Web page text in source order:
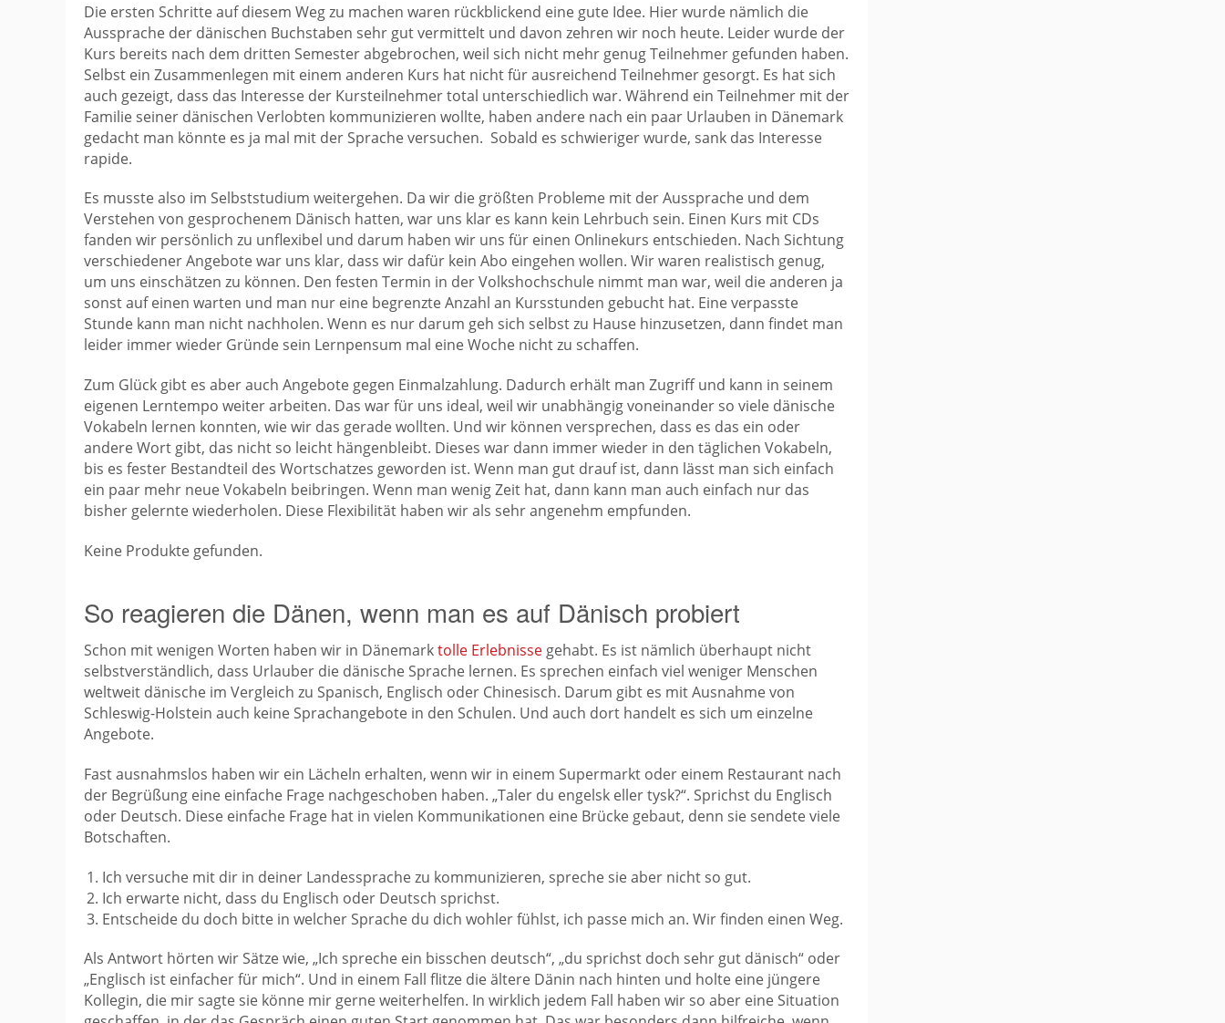
Die ersten Schritte auf diesem Weg zu machen waren rückblickend eine gute Idee. Hier wurde nämlich die
Aussprache der dänischen Buchstaben sehr gut vermittelt und davon zehren wir noch heute. Leider wurde der
Kurs bereits nach dem dritten Semester abgebrochen, weil sich nicht mehr genug Teilnehmer gefunden haben.
Selbst ein Zusammenlegen mit einem anderen Kurs hat nicht für ausreichend Teilnehmer gesorgt. Es hat sich
auch gezeigt, dass das Interesse der Kursteilnehmer total unterschiedlich war. Während ein Teilnehmer mit der
Familie seiner dänischen Verlobten kommunizieren wollte, haben andere nach ein paar Urlauben in Dänemark
gedacht man könnte es ja mal mit der Sprache versuchen. Sobald es schwieriger wurde, sank das Interesse
rapide.
Es musste also im Selbststudium weitergehen. Da wir die größten Probleme mit der Aussprache und dem
Verstehen von gesprochenem Dänisch hatten, war uns klar es kann kein Lehrbuch sein. Einen Kurs mit CDs
fanden wir persönlich zu unflexibel und darum haben wir uns für einen Onlinekurs entschieden. Nach Sichtung
verschiedener Angebote war uns klar, dass wir dafür kein Abo eingehen wollen. Wir waren realistisch genug,
um uns einschätzen zu können. Den festen Termin in der Volkshochschule nimmt man war, weil die anderen ja
sonst auf einen warten und man nur eine begrenzte Anzahl an Kursstunden gebucht hat. Eine verpasste
Stunde kann man nicht nachholen. Wenn es nur darum geh sich selbst zu Hause hinzusetzen, dann findet man
leider immer wieder Gründe sein Lernpensum mal eine Woche nicht zu schaffen.
Zum Glück gibt es aber auch Angebote gegen Einmalzahlung. Dadurch erhält man Zugriff und kann in seinem
eigenen Lerntempo weiter arbeiten. Das war für uns ideal, weil wir unabhängig voneinander so viele dänische
Vokabeln lernen konnten, wie wir das gerade wollten. Und wir können versprechen, dass es das ein oder
andere Wort gibt, das nicht so leicht hängenbleibt. Dieses war dann immer wieder in den täglichen Vokabeln,
bis es fester Bestandteil des Wortschatzes geworden ist. Wenn man gut drauf ist, dann lässt man sich einfach
ein paar mehr neue Vokabeln beibringen. Wenn man wenig Zeit hat, dann kann man auch einfach nur das
bisher gelernte wiederholen. Diese Flexibilität haben wir als sehr angenehm empfunden.
Keine Produkte gefunden.
So reagieren die Dänen, wenn man es auf Dänisch probiert
Schon mit wenigen Worten haben wir in Dänemarktolle Erlebnisse gehabt. Es ist nämlich überhaupt nicht
selbstverständlich, dass Urlauber die dänische Sprache lernen. Es sprechen einfach viel weniger Menschen
weltweit dänische im Vergleich zu Spanisch, Englisch oder Chinesisch. Darum gibt es mit Ausnahme von
Schleswig-Holstein auch keine Sprachangebote in den Schulen. Und auch dort handelt es sich um einzelne
Angebote.
Fast ausnahmslos haben wir ein Lächeln erhalten, wenn wir in einem Supermarkt oder einem Restaurant nach
der Begrüßung eine einfache Frage nachgeschoben haben. „Taler du engelsk eller tysk?“. Sprichst du Englisch
oder Deutsch. Diese einfache Frage hat in vielen Kommunikationen eine Brücke gebaut, denn sie sendete viele
Botschaften.
Ich versuche mit dir in deiner Landessprache zu kommunizieren, spreche sie aber nicht so gut.
Ich erwarte nicht, dass du Englisch oder Deutsch sprichst.
Entscheide du doch bitte in welcher Sprache du dich wohler fühlst, ich passe mich an. Wir finden einen Weg.
Als Antwort hörten wir Sätze wie, „Ich spreche ein bisschen deutsch“, „du sprichst doch sehr gut dänisch“ oder
„Englisch ist einfacher für mich“. Und in einem Fall flitze die ältere Dänin nach hinten und holte eine jüngere
Kollegin, die mir sagte sie könne mir gerne weiterhelfen. In wirklich jedem Fall haben wir so aber eine Situation